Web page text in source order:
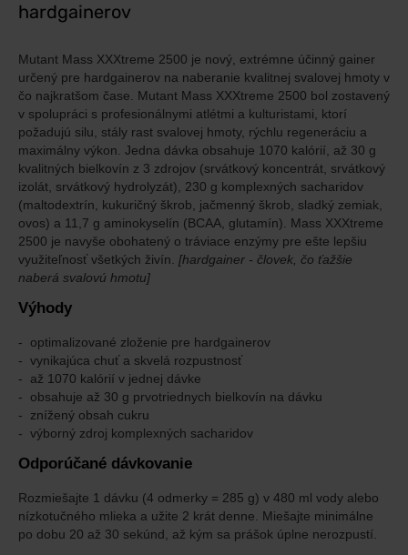
hardgainerov
Mutant Mass XXXtreme 2500 je nový, extrémne účinný gainer
určený pre hardgainerov na naberanie kvalitnej svalovej hmoty v
čo najkratšom čase. Mutant Mass XXXtreme 2500 bol zostavený
v spolupráci s profesionálnymi atlétmi a kulturistami, ktorí
požadujú silu, stály rast svalovej hmoty, rýchlu regeneráciu a
maximálny výkon. Jedna dávka obsahuje 1070 kalórií, až 30 g
kvalitných bielkovín z 3 zdrojov (srvátkový koncentrát, srvátkový
izolát, srvátkový hydrolyzát), 230 g komplexných sacharidov
(maltodextrín, kukuričný škrob, jačmenný škrob, sladký zemiak,
ovos) a 11,7 g aminokyselín (BCAA, glutamín). Mass XXXtreme
2500 je navyše obohatený o tráviace enzýmy pre ešte lepšiu
využiteľnosť všetkých živín. [hardgainer - človek, čo ťažšie
naberá svalovú hmotu]
Výhody
optimalizované zloženie pre hardgainerov
vynikajúca chuť a skvelá rozpustnosť
až 1070 kalórií v jednej dávke
obsahuje až 30 g prvotriednych bielkovín na dávku
znížený obsah cukru
výborný zdroj komplexných sacharidov
Odporúčané dávkovanie
Rozmiešajte 1 dávku (4 odmerky = 285 g) v 480 ml vody alebo
nízkotučného mlieka a užite 2 krát denne. Miešajte minimálne
po dobu 20 až 30 sekúnd, až kým sa prášok úplne nerozpustí.